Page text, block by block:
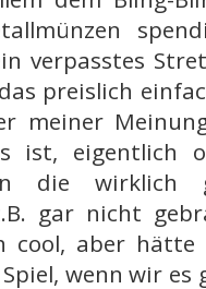
verpasstes
preislich
meiner
ist, eigentlich
die wirklich
gar nicht
cool, aber hätte
wenn wir es